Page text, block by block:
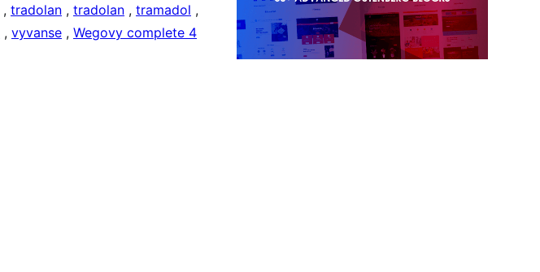
, tradolan , tradolan , tramadol ,
, vyvanse , Wegovy complete 4